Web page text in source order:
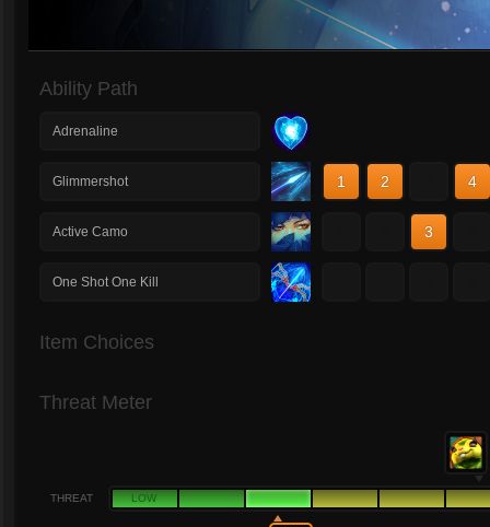
Ability Path
Adrenaline
Glimmershot 1 2 4
Active Camo 3
One Shot One Kill
Item Choices
Threat Meter
THREAT LOW